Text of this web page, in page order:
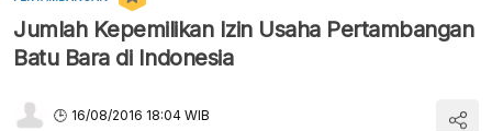
Jumlah Kepemilikan Izin Usaha Pertambangan
Batu Bara di Indonesia
16/08/2016 18:04 WIB